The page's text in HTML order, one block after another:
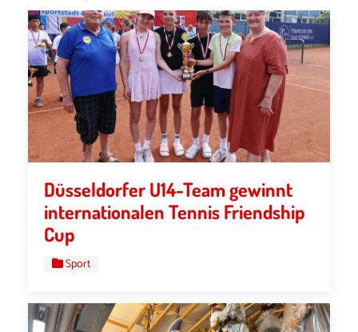
Düsseldorfer U14-Team gewinnt
internationalen Tennis Friendship
Cup
Sport